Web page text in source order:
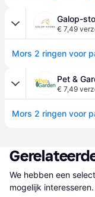
Galop-
€ 7,49
Pet &
€ 7,49
We hebben een
mogelijk interesseren.